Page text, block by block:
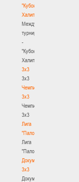
"Кубок
Халипского"
Международный
турнир
-
"Кубок
Халипского"
3x3
3x3
Чемпионат
3х3
Чемпионат
3х3
Лига
"Палова"
Лига
"Палова"
Документы
3х3
Документы